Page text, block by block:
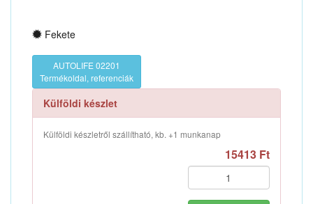
Fekete
AUTOLIFE 02201
Termékoldal, referenciák
Külföldi készlet
Külföldi készletről szállítható, kb. +1 munkanap
15413 Ft